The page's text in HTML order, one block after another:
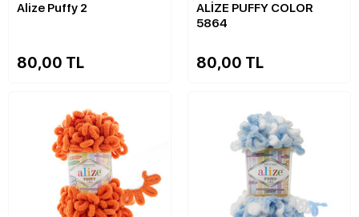
Alize Puffy 2
80,00 TL
ALİZE PUFFY COLOR
5864
80,00 TL